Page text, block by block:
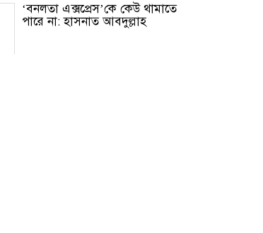
‘বনলতা এক্সপ্রেস’কে কেউ থামাতে
পারে না: হাসনাত আবদুল্লাহ